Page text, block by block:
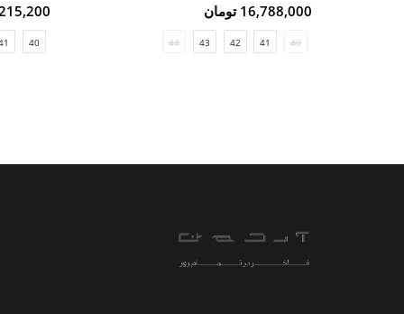
16,788,000 تومان
40
41
42
43
44
10,215,200
40